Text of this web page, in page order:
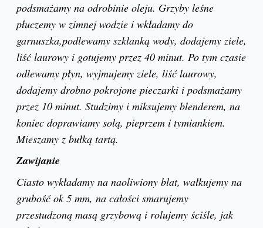
podsmażamy na odrobinie oleju. Grzyby leśne
płuczemy w zimnej wodzie i wkładamy do
garnuszka,podlewamy szklanką wody, dodajemy ziele,
liść laurowy i gotujemy przez 40 minut. Po tym czasie
odlewamy płyn, wyjmujemy ziele, liść laurowy,
dodajemy drobno pokrojone pieczarki i podsmażamy
przez 10 minut. Studzimy i miksujemy blenderem, na
koniec doprawiamy solą, pieprzem i tymiankiem.
Mieszamy z bułką tartą.
Zawijanie
Ciasto wykładamy na naoliwiony blat, wałkujemy na
grubość ok 5 mm, na całości smarujemy
przestudzoną masą grzybową i rolujemy ściśle, jak